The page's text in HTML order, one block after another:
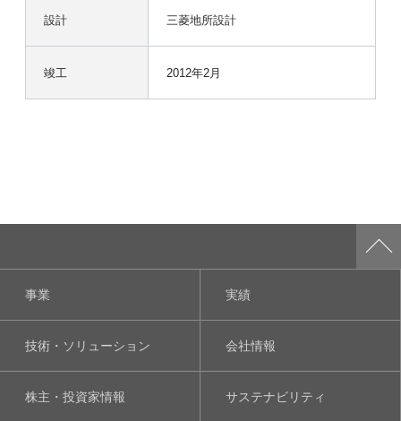
設計 三菱地所設計
竣工 2012年2月
事業 実績
技術・ソリューション 会社情報
株主・投資家情報 サステナビリティ